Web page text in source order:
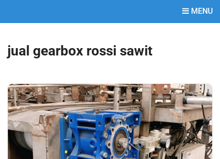
MENU
jual gearbox rossi sawit